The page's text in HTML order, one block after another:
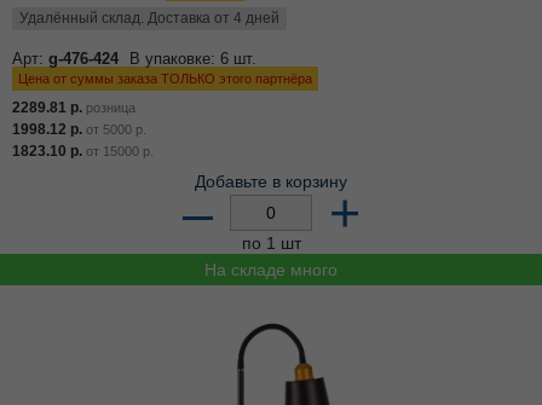
Удалённый склад. Доставка от 4 дней
Арт: g-476-424 В упаковке: 6 шт.
Цена от суммы заказа ТОЛЬКО этого партнёра
2289.81 р. розница
1998.12 р. от 5000 р.
1823.10 р. от 15000 р.
Добавьте в корзину
– +
по 1 шт
На складе много